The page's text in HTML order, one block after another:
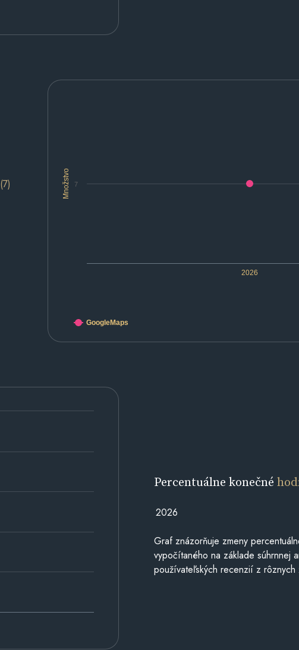
Množstvo
2026
7
GoogleMaps
(7)
Percentuálne konečné
2026
Graf znázorňuje zmeny
vypočítaného na základe súhrnnej
používateľských recenzií z rôznych